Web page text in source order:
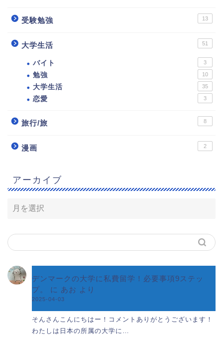
受験勉強 13
大学生活 51
バイト 3
勉強 10
大学生活 35
恋愛 3
旅行/旅 8
漫画 2
アーカイブ
デンマークの大学に私費留学！必要事項9ステッ
プ。
に あお より
2025-04-03
そんさんこんにちはー！コメントありがとうございます！
わたしは日本の所属の大学に…